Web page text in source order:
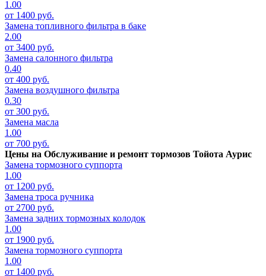
1.00
от 1400 руб.
Замена топливного фильтра в баке
2.00
от 3400 руб.
Замена салонного фильтра
0.40
от 400 руб.
Замена воздушного фильтра
0.30
от 300 руб.
Замена масла
1.00
от 700 руб.
Цены на Обслуживание и ремонт тормозов Тойота Аурис
Замена тормозного суппорта
1.00
от 1200 руб.
Замена троса ручника
от 2700 руб.
Замена задних тормозных колодок
1.00
от 1900 руб.
Замена тормозного суппорта
1.00
от 1400 руб.